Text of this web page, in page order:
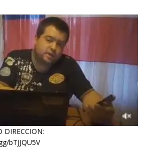
DIRECCION:
bTJJQU5V